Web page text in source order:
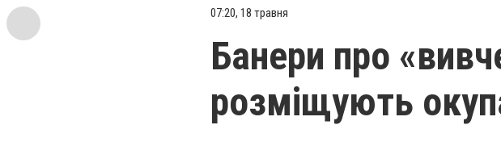
07:20, 18 травня
Банери про
розміщують